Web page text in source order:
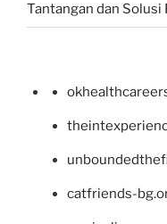
Tantangan dan
catfriends-